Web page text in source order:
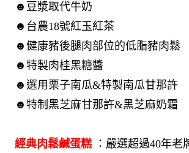
☻豆漿取代牛奶
☻台農18號紅玉紅茶
☻健康豬後腿肉部位的低脂豬肉鬆
☻特製肉桂黑糖醬
☻選用栗子南瓜&特製南瓜甘那許
☻特制黑芝麻甘那許&黑芝麻奶霜
經典肉鬆鹹蛋糕：嚴選超過40年老